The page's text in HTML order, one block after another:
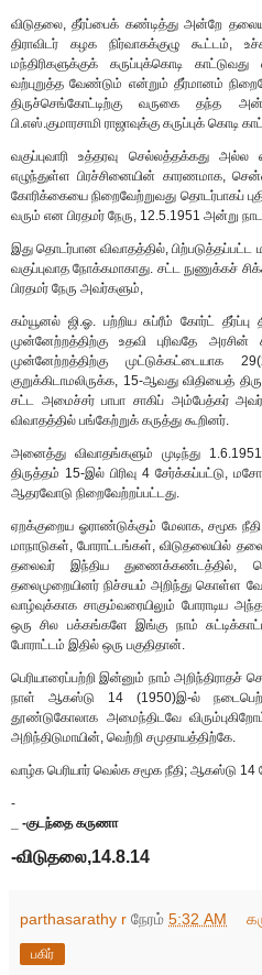
விடுதலை, தீர்ப்பைக் கண்டித்து அன்றே
திராவிடர் கழக நிர்வாகக்குழு கூட்டம்,
மந்திரிகளுக்குக் கருப்புக்கொடி
வற்புறுத்த வேண்டும் என்றும் தீர்மானம்
திருச்செங்கோட்டிற்கு வருகை
பி.எஸ்.குமாரசாமி ராஜாவுக்கு கருப்புக் கொடி
வகுப்புவாரி உத்தரவு செல்லத்தக்கது
எழுந்துள்ள பிரச்சினையின் காரணமாக,
கோரிக்கையை நிறைவேற்றுவது தொடர்பாகப்
வரும் என பிரதமர் நேரு, 12.5.1951 அன்று
இது தொடர்பான விவாதத்தில்,
வகுப்புவாத நோக்கமாகாது. சட்ட நுணுக்கச்
பிரதமர் நேரு அவர்களும்,
கம்யூனல் ஜி.ஓ. பற்றிய சுப்ரீம் கோர்ட் தீர்ப்பு
முன்னேற்றத்திற்கு உதவி புரிவதே
முன்னேற்றத்திற்கு முட்டுக்கட்டையாக
குறுக்கிடாமலிருக்க, 15-ஆவது விதியைத்
சட்ட அமைச்சர் பாபா சாகிப் அம்பேத்கர்
விவாதத்தில் பங்கேற்றுக் கருத்து கூறினர்.
அனைத்து விவாதங்களும் முடிந்து
திருத்தம் 15-இல் பிரிவு 4 சேர்க்கப்பட்டு,
ஆதரவோடு நிறைவேற்றப்பட்டது.
ஏறக்குறைய ஓராண்டுக்கும் மேலாக, சமூக
மாநாடுகள், போராட்டங்கள், விடுதலையில்
தலைவர் இந்திய துணைக்கண்டத்தில்,
தலைமுறையினர் நிச்சயம் அறிந்து கொள்ள
வாழ்வுக்காக சாகும்வரையிலும் போராடிய
ஒரு சில பக்கங்களே இங்கு நாம்
போராட்டம் இதில் ஒரு பகுதிதான்.
பெரியாரைப்பற்றி இன்னும் நாம்
நாள் ஆகஸ்டு 14 (1950)இ-ல்
தூண்டுகோலாக அமைந்திடவே
அறிந்திடுமாயின், வெற்றி சமுதாயத்திற்கே.
வாழ்க பெரியார் வெல்க சமூக நீதி; ஆகஸ்டு
-
_ -குடந்தை கருணா
-விடுதலை,14.8.14
parthasarathy r நேரம் 5:32 AM
பகிர்